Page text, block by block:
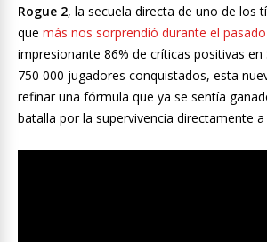
Rogue 2, la secuela directa de uno de los
que más nos sorprendió durante el
impresionante 86% de críticas positivas en
750 000 jugadores conquistados, esta
refinar una fórmula que ya se sentía
batalla por la supervivencia directamente a